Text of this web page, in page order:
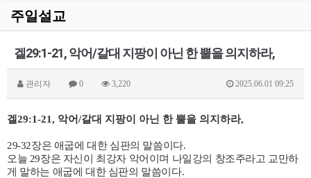
주일설교
겔29:1-21, 악어/갈대 지팡이 아닌 한 뿔을 의지하라,
관리자 0 3,220 2025.06.01 09:25
겔29:1-21, 악어/갈대 지팡이 아닌 한 뿔을 의지하라,
29-32장은 애굽에 대한 심판의 말씀이다.
오늘 29장은 자신이 최강자 악어이며 나일강의 창조주라고 교만하
게 말하는 애굽에 대한 심판의 말씀이다.